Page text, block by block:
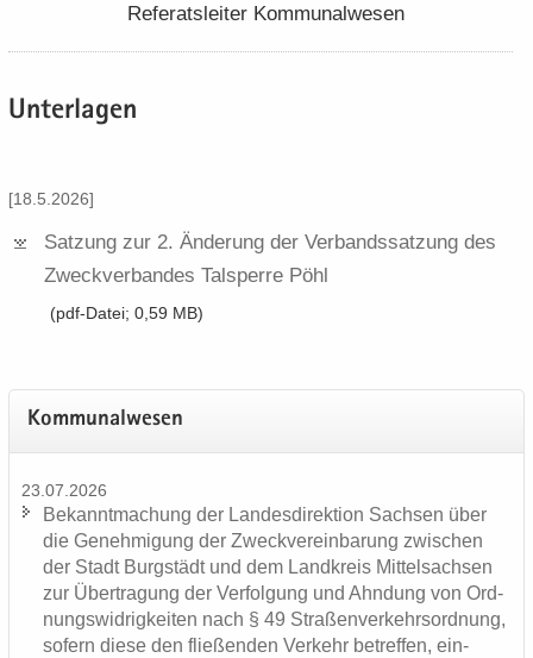
Re­fe­rats­lei­ter Kom­mu­nal­we­sen
Un­ter­la­gen
[18.5.2026]
Sat­zung zur 2.​ Än­de­rung der Ver­bands­sat­zung des
Zweck­ver­ban­des Tal­sper­re Pöhl
(pdf-​Datei; 0,59 MB)
Kom­mu­nal­we­sen
23.07.2026
Be­kannt­ma­chung der Lan­des­di­rek­ti­on Sach­sen über
die Ge­neh­mi­gung der Zweck­ver­ein­ba­rung zwi­schen
der Stadt Burg­städt und dem Land­kreis Mit­tel­sach­sen
zur Über­tra­gung der Ver­fol­gung und Ahn­dung von Ord­
nungs­wid­rig­kei­ten nach § 49 Stra­ßen­ver­kehrs­ord­nung,
so­fern diese den flie­ßen­den Ver­kehr be­tref­fen, ein­